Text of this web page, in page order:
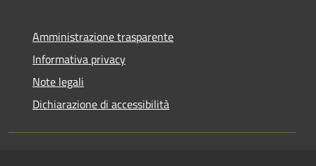
Amministrazione trasparente
Informativa privacy
Note legali
Dichiarazione di accessibilità